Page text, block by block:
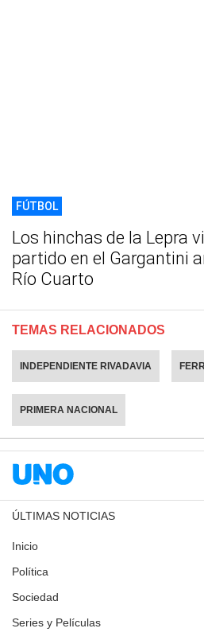
FÚTBOL
Los hinchas de la Lepra
partido en el Gargantini
Río Cuarto
TEMAS RELACIONADOS
INDEPENDIENTE RIVADAVIA
PRIMERA NACIONAL
ÚLTIMAS NOTICIAS
Inicio
Política
Sociedad
Series y Películas